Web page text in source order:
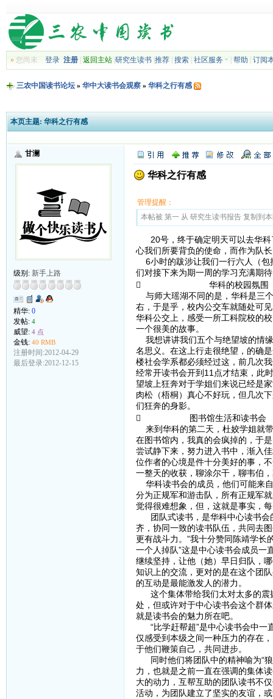
»您尚未 登录 注册| 返回主站| 研究生读书| 推荐| 搜索| 社区服务 帮助 订阅
三农中国读书论坛» 华中大读书会观察» 华科之行有感
本页主题: 华科之行有感
甘澜
级别: 新手上路
精华: 0
发帖: 4
威望: 4 点
金钱: 40 RMB
注册时间:2012-04-29
最后登录:2012-12-15
华科之行有感
管理提醒：
本帖被 第一 从 研究生读书报告 复制到
20号，终于确定明天可以去华科
心我们所要背负的使命，而作为队
6小时的跋涉让我们一行六人（包
们对接下来为期一周的学习充满期
 华科的校园氛围
与师大瑶湖不同的是，华科是三
右，于是乎，校内公交车就随处可
华科公交上，感受一所工科院校的
一个很美的故事。
我想讲讲我们五个与绝望坡的情
名思义。在这上行走很绝望，的确
楼社会学系都必须经过这，前几次
经常开读书会开到11点才结束，此
望坡上狂奔对于学姐们来说已经是
肉松（梧桐）真心不好玩，但几次
们狂奔的身影。
 图书馆生活和读书会
来到华科的第二天，杜姣学姐就
在图书馆内，我真的会疯掉的，于
尝试静下来，努力进入书中，渐入
位作者的心境是件十分美好的事，
一整天的收获，聊涂尔干，聊韦伯
华科读书会的成员，他们可能来
分为正规军和游击队，所有正规军
觉得很难想象，但，这就是事实，
团队式读书，是华科中心读书会
齐，协同一致的读书队伍，共同去
更有战斗力。”我十分赞同陈靖学长
一个人掉队”这是中心读书会成员一
继续坚持，让他（她）早日归队，
知识上的交流，更对的是在这个团
的互动是最能激发人的潜力。
这个集体带给我们太对太多的震
处，但或许对于中心读书会这个群
就是读书会的魅力所在吧。
“比学赶帮超”是中心读书会中一
仅感受到本级之间一种压力的存在
于他们鞭策自己，共同进步。
同时他们将团队中的精神喻为“狼
力，也就是之前一直在强调的集体
大的动力，互帮互助的团队读书不
活动，为团队建立了坚实的友谊，